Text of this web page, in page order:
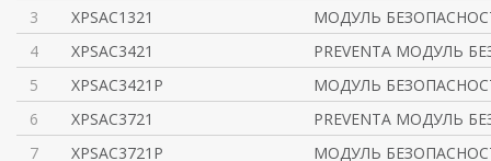
3
XPSAC1321
МОДУЛЬ
4
XPSAC3421
PREVENTA МОДУЛЬ
5
XPSAC3421P
МОДУЛЬ
6
XPSAC3721
PREVENTA МОДУЛЬ
7
XPSAC3721P
МОДУЛЬ